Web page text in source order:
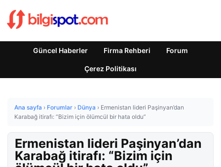
Güncel Haberler Firma Rehberi Forum
Çerez Politikası
Ana sayfa › Forumlar › Dünya › Ermenistan lideri Paşinyan’dan
Karabağ itirafı: “Bizim için ölümcül bir hata oldu”
Ermenistan lideri Paşinyan’dan
Karabağ itirafı: “Bizim için